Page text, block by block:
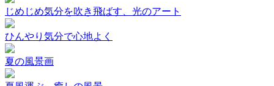
じめじめ気分を吹き飛ばす、光のアート
ひんやり気分で心地よく
夏の風景画